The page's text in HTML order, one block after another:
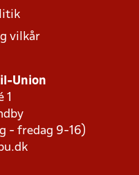
vilkår
Union
1
- fredag 9-16)